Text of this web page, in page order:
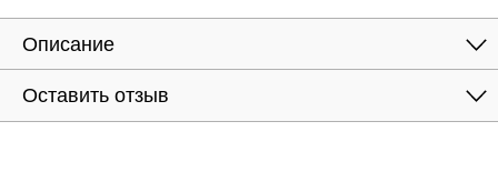
Описание
Оставить отзыв